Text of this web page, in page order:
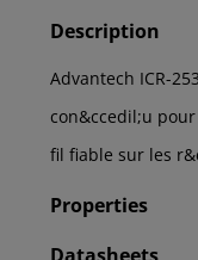
Description
Advantech ICR-
con&ccedil;u
fil fiable sur les
Properties